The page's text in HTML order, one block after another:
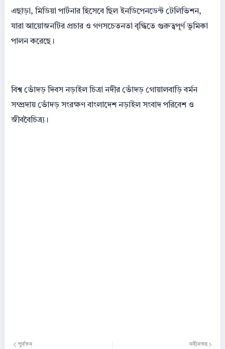
এছাড়া, মিডিয়া পার্টনার হিসেবে ছিল ইনডিপেনডেন্ট টেলিভিশন,
যারা আয়োজনটির প্রচার ও গণসচেতনতা বৃদ্ধিতে গুরুত্বপূর্ণ ভূমিকা
পালন করেছে।
বিশ্ব ভোঁদড় দিবস নড়াইল চিত্রা নদীর ভোঁদড় গোয়ালবাড়ি বর্মন
সম্প্রদায় ভোঁদড় সংরক্ষণ বাংলাদেশ নড়াইল সংবাদ পরিবেশ ও
জীববৈচিত্র্য।
নবীনতর
পূর্বতন